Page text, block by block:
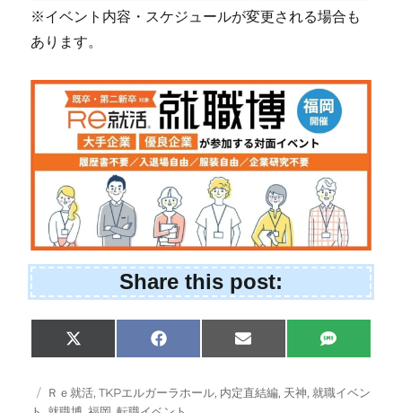
※イベント内容・スケジュールが変更される場合も
あります。
Share this post:
Share
on
X
(
w
i
Share
on
F
a
e
b
Share
on
E
m
i
l
Share
on
S
M
投 タ
Ｒｅ就活,TKPエルガーラホール, 内定直結編, 天神,就職イベン